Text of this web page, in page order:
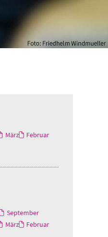
März
Februar
September
März
Februar